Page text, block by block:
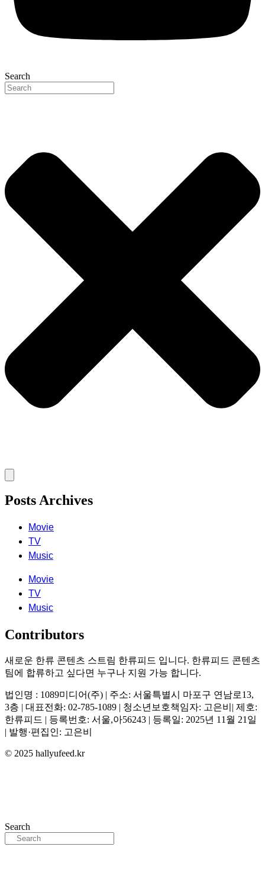
Search
Posts Archives
Movie
TV
Music
Movie
TV
Music
Contributors
새로운 한류 콘텐츠 스트림 한류피드 입니다. 한류피드 콘텐츠
팀에 합류하고 싶다면 누구나 지원 가능 합니다.
법인명 : 1089미디어(주) | 주소: 서울특별시 마포구 연남로13,
3층 | 대표전화: 02-785-1089 | 청소년보호책임자: 고은비| 제호:
한류피드 | 등록번호: 서울,아56243 | 등록일: 2025년 11월 21일
| 발행·편집인: 고은비
© 2025 hallyufeed.kr
Search